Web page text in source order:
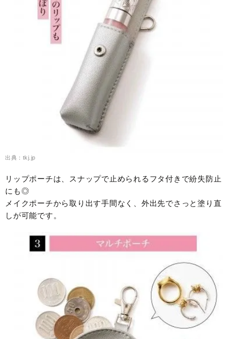
出典：tkj.jp
リップポーチは、スナップで止められるフタ付きで紛失防止
にも◎
メイクポーチから取り出す手間なく、外出先でさっと塗り直
しが可能です。